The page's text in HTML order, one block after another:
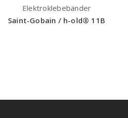
Elektroklebebänder
Saint-Gobain / h-old® 11B